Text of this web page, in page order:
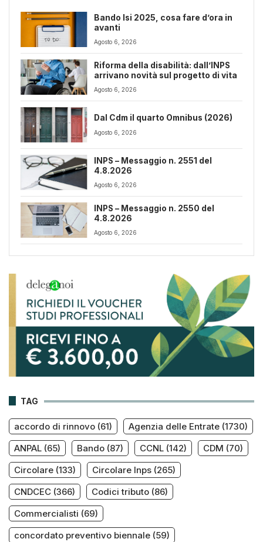
Bando Isi 2025, cosa fare d’ora in
avanti
Agosto 6, 2026
Riforma della disabilità: dall’INPS
arrivano novità sul progetto di vita
Agosto 6, 2026
Dal Cdm il quarto Omnibus (2026)
Agosto 6, 2026
INPS – Messaggio n. 2551 del
4.8.2026
Agosto 6, 2026
INPS – Messaggio n. 2550 del
4.8.2026
Agosto 6, 2026
TAG
accordo di rinnovo (61) Agenzia delle Entrate (1730)
ANPAL (65) Bando (87) CCNL (142) CDM (70)
Circolare (133) Circolare Inps (265)
CNDCEC (366) Codici tributo (86)
Commercialisti (69)
concordato preventivo biennale (59)